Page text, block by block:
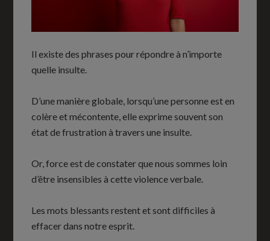
Il existe des phrases pour répondre à n’importe
quelle insulte.
D’une manière globale, lorsqu’une personne est en
colère et mécontente, elle exprime souvent son
état de frustration à travers une insulte.
Or, force est de constater que nous sommes loin
d’être insensibles à cette violence verbale.
Les mots blessants restent et sont difficiles à
effacer dans notre esprit.